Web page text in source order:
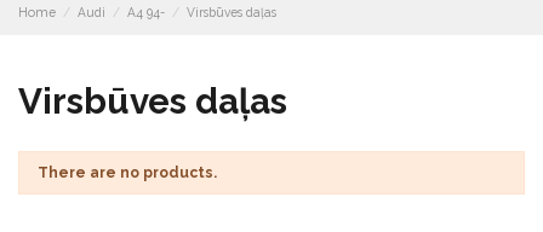
Home Audi A4 94- Virsbūves daļas
Virsbūves daļas
There are no products.